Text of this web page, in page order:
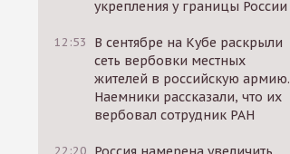
укрепления у границы России
12:53
В сентябре на Кубе раскрыли
сеть вербовки местных
жителей в российскую армию.
Наемники рассказали, что их
вербовал сотрудник РАН
22:20